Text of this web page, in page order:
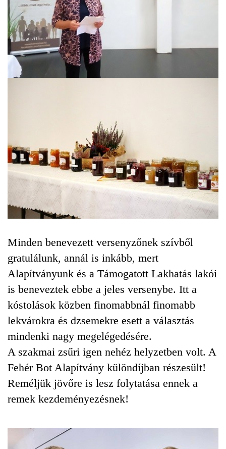
Minden benevezett versenyzőnek szívből
gratulálunk, annál is inkább, mert
Alapítványunk és a Támogatott Lakhatás lakói
is beneveztek ebbe a jeles versenybe. Itt a
kóstolások közben finomabbnál finomabb
lekvárokra és dzsemekre esett a választás
mindenki nagy megelégedésére.
A szakmai zsűri igen nehéz helyzetben volt. A
Fehér Bot Alapítvány különdíjban részesült!
Reméljük jövőre is lesz folytatása ennek a
remek kezdeményezésnek!